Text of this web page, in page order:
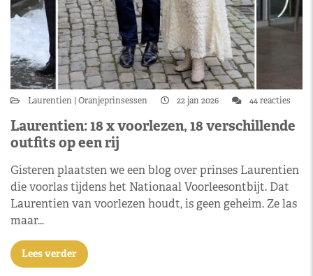
Laurentien Oranjeprinsessen 22 jan 2026 44 reacties
Laurentien: 18 x voorlezen, 18 verschillende
outfits op een rij
Gisteren plaatsten we een blog over prinses Laurentien
die voorlas tijdens het Nationaal Voorleesontbijt. Dat
Laurentien van voorlezen houdt, is geen geheim. Ze las
maar…
Lees verder